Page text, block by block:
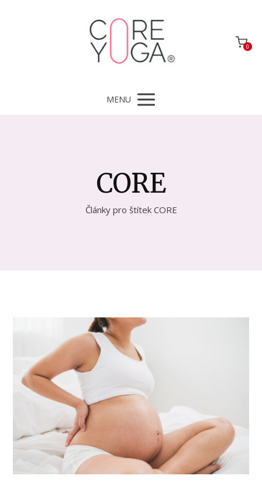
0
MENU
CORE
Články pro štítek CORE